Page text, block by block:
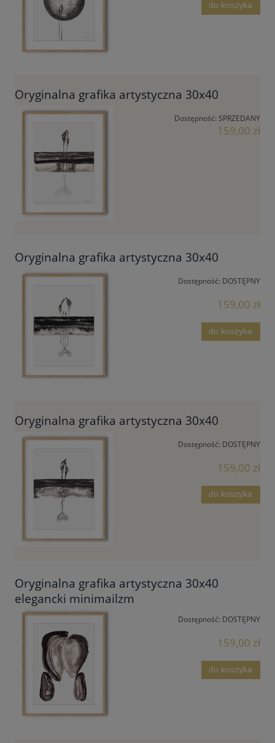
do koszyka
Oryginalna grafika artystyczna 30x40
Dostępność: SPRZEDANY
159,00 zł
Oryginalna grafika artystyczna 30x40
Dostępność: DOSTĘPNY
159,00 zł
do koszyka
Oryginalna grafika artystyczna 30x40
Dostępność: DOSTĘPNY
159,00 zł
do koszyka
Oryginalna grafika artystyczna 30x40
elegancki minimailzm
Dostępność: DOSTĘPNY
159,00 zł
do koszyka